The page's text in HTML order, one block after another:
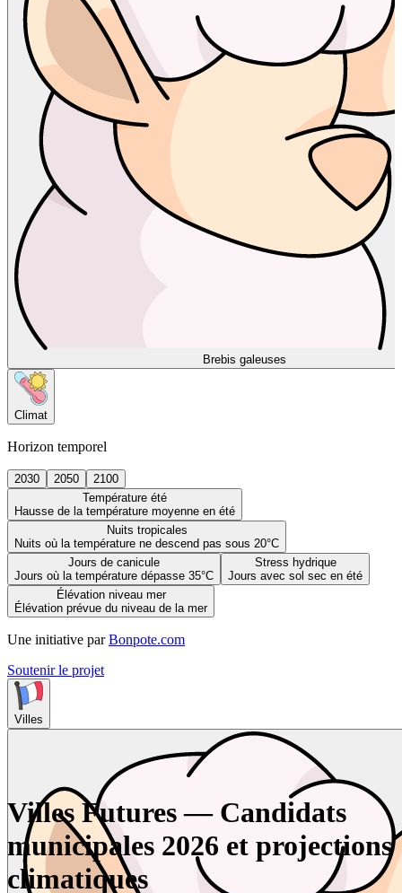
Brebis galeuses
Climat
Horizon temporel
2030 2050
2100
Température été
Hausse de la température moyenne en été
Nuits tropicales
Nuits où la température ne descend pas sous 20°C
Jours de canicule
Jours où la température dépasse 35°C
Stress hydrique
Jours avec sol sec en été
Élévation niveau mer
Élévation prévue du niveau de la mer
Une initiative par Bonpote.com
Soutenir le projet
Villes
Villes Futures — Candidats
municipales 2026 et projections
climatiques